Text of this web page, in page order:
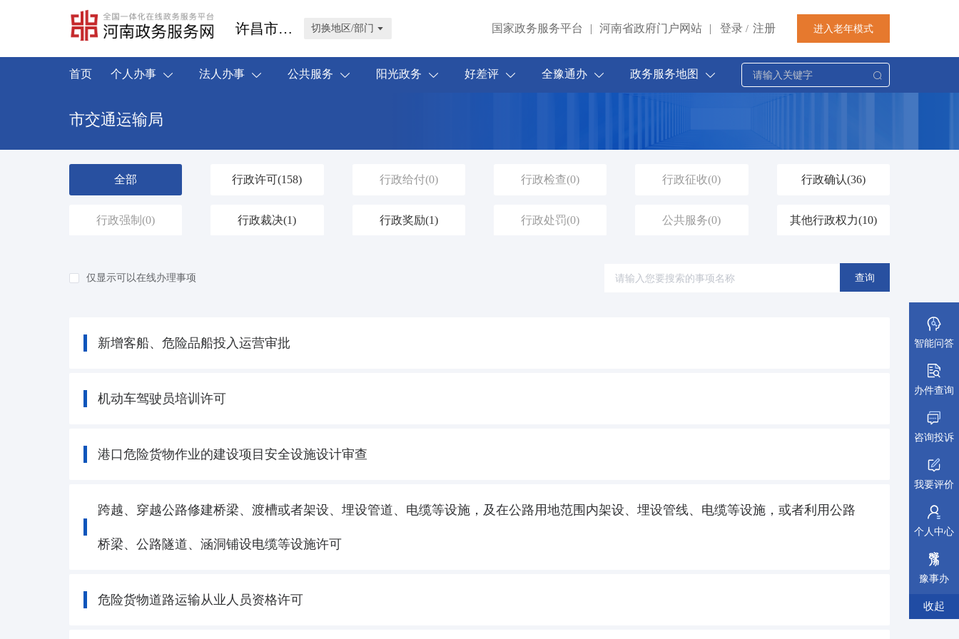
许昌市禹州市 切换地区/部门 国家政务服务平台 | 河南省政府门户网站 | 登录 / 注册 进入老年模式
首页 个人办事 法人办事 公共服务 阳光政务 好差评 全豫通办 政务服务地图
市交通运输局
全部 行政许可(158) 行政给付(0) 行政检查(0) 行政征收(0) 行政确认(36)
行政强制(0) 行政裁决(1) 行政奖励(1) 行政处罚(0) 公共服务(0) 其他行政权力(10)
仅显示可以在线办理事项 查询
新增客船、危险品船投入运营审批
机动车驾驶员培训许可
港口危险货物作业的建设项目安全设施设计审查
跨越、穿越公路修建桥梁、渡槽或者架设、埋设管道、电缆等设施，及在公路用地范围内架设、埋设管线、电缆等设施，或者利用公路
桥梁、公路隧道、涵洞铺设电缆等设施许可
危险货物道路运输从业人员资格许可
智能问答
办件查询
咨询投诉
我要评价
个人中心
豫事办
收起